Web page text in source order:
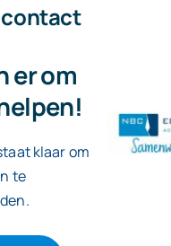
contact
er om
klaar om
te